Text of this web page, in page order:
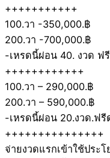
+++++++++++
100.วา -350,000.฿
200.วา -700,000.฿
-เหรดนี้ผ่อน 40. งวด ฟ
++++++++++++
100.วา – 290,000.฿
200.วา – 590,000.฿
-เหรดนี้ผ่อน 20.งวด.ฟรี
+++++++++++++++
จ่ายงวดแรกเข้าใช้ประโ